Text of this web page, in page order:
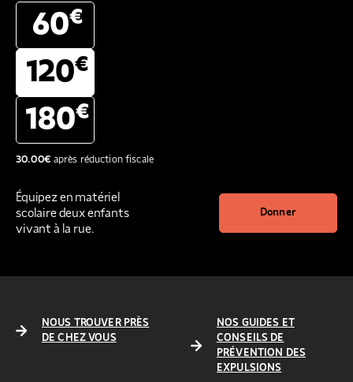
60€
120€
180€
30.00€après réduction fiscale
Équipez en matériel
scolaire deux enfants
vivant à la rue.
Donner
NOUS TROUVER PRÈS
DE CHEZ VOUS
NOS GUIDES ET
CONSEILS DE
PRÉVENTION DES
EXPULSIONS